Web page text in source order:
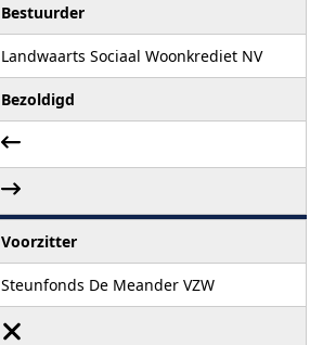
Bestuurder
Landwaarts Sociaal Woonkrediet NV
Bezoldigd
Voorzitter
Steunfonds De Meander VZW